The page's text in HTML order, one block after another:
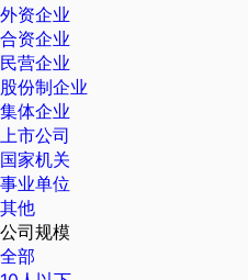
外资企业
合资企业
民营企业
股份制企业
集体企业
上市公司
国家机关
事业单位
其他
公司规模
全部